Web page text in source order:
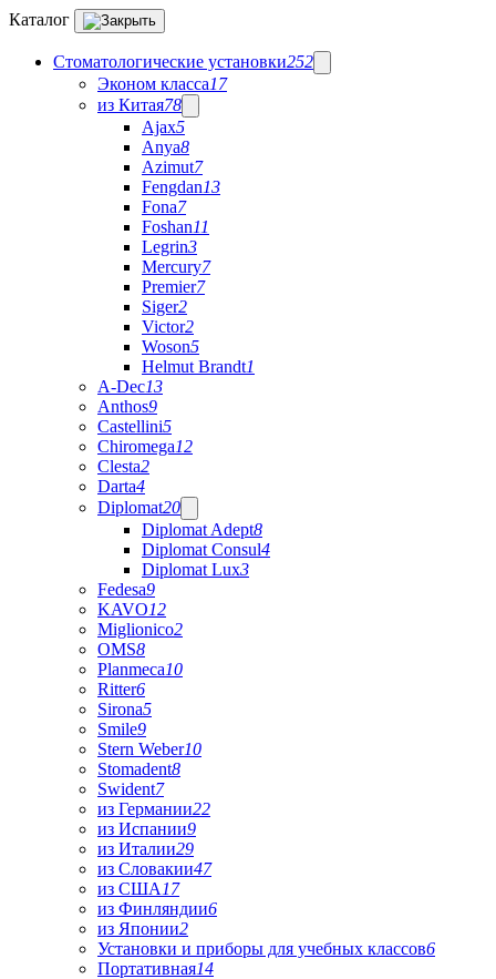
Каталог
Стоматологические установки252
Эконом класса17
из Китая78
Ajax5
Anya8
Azimut7
Fengdan13
Fona7
Foshan11
Legrin3
Mercury7
Premier7
Siger2
Victor2
Woson5
Helmut Brandt1
A-Dec13
Anthos9
Castellini5
Chiromega12
Clesta2
Darta4
Diplomat20
Diplomat Adept8
Diplomat Consul4
Diplomat Lux3
Fedesa9
KAVO12
Miglionico2
OMS8
Planmeca10
Ritter6
Sirona5
Smile9
Stern Weber10
Stomadent8
Swident7
из Германии22
из Испании9
из Италии29
из Словакии47
из США 17
из Финляндии6
из Японии2
Установки и приборы для учебных классов6
Портативная14